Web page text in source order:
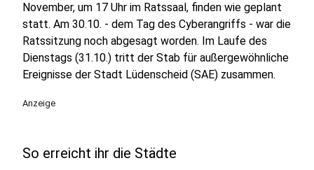
November, um 17 Uhr im Ratssaal, finden wie geplant
statt. Am 30.10. - dem Tag des Cyberangriffs - war die
Ratssitzung noch abgesagt worden. Im Laufe des
Dienstags (31.10.) tritt der Stab für außergewöhnliche
Ereignisse der Stadt Lüdenscheid (SAE) zusammen.
Anzeige
So erreicht ihr die Städte